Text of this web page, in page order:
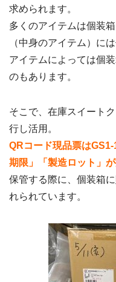
求められます。
多くのアイテムは個装
（中身のアイテム）に
アイテムによっては個
のもあります。
そこで、在庫スイート
行し活用。
QRコード現品票は
期限」「製造ロット」が
保管する際に、個装箱
れられています。